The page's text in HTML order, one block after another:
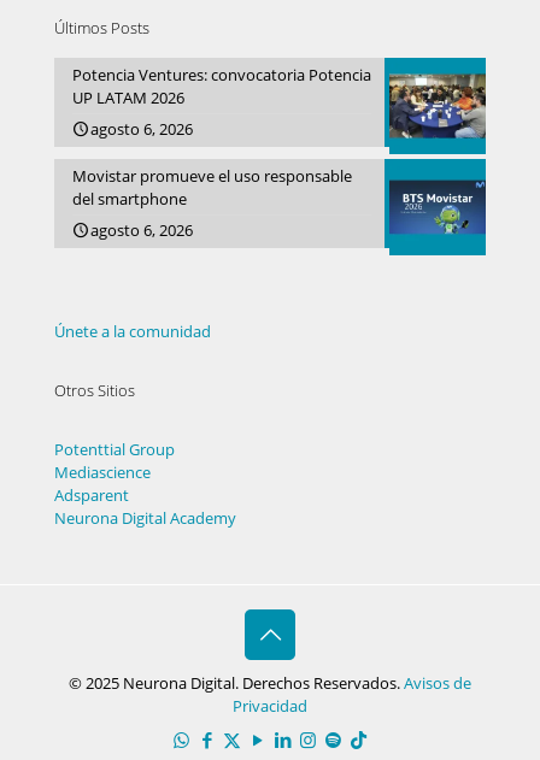
Últimos Posts
Potencia Ventures: convocatoria Potencia
UP LATAM 2026
agosto 6, 2026
Movistar promueve el uso responsable
del smartphone
agosto 6, 2026
Únete a la comunidad
Otros Sitios
Potenttial Group
Mediascience
Adsparent
Neurona Digital Academy
© 2025 Neurona Digital. Derechos Reservados.Avisos de
Privacidad